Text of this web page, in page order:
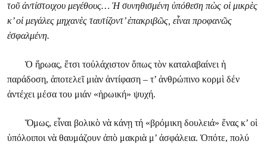
τοῦ ἀντίστοιχου μεγέθους… Ἡ συνηθισμένη ὑπόθεση πὼς οἱ μικρὲς
κ’ οἱ μεγάλες μηχανὲς ταυτίζοντ’ ἐπακριβῶς, εἶναι προφανῶς
ἐσφαλμένη.
Ὁ ἥρωας, ἔτσι τοὐλάχιστον ὅπως τὸν καταλαβαίνει ἡ
παράδοση, ἀποτελεῖ μιὰν ἀντίφαση – τ’ ἀνθρώπινο κορμὶ δέν
ἀντέχει μέσα του μιάν «ἡρωική» ψυχή.
Ὅμως, εἶναι βολικὸ νὰ κάνῃ τή «βρόμικη δουλειά» ἕνας κ’ οἱ
ὑπόλοιποι νὰ θαυμάζουν ἀπὸ μακριὰ μ’ ἀσφάλεια. Ὁπότε, πολύ